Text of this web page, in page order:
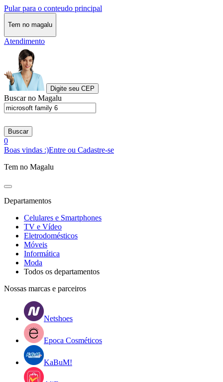
Pular para o conteudo principal
Tem no magalu
Atendimento
Digite seu CEP
Buscar no Magalu
Buscar
0
Boas vindas :)Entre ou Cadastre-se
Tem no Magalu
Departamentos
Celulares e Smartphones
TV e Vídeo
Eletrodomésticos
Móveis
Informática
Moda
Todos os departamentos
Nossas marcas e parceiros
Netshoes
Epoca Cosméticos
KaBuM!